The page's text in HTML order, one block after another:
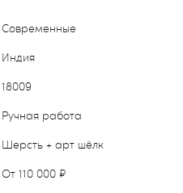
Современные
Индия
18009
Ручная работа
Шерсть + арт шёлк
от 110 000 ₽